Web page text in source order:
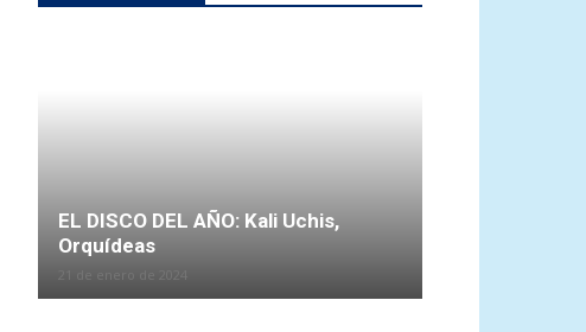
EL DISCO DEL AÑO: Kali Uchis,
Orquídeas